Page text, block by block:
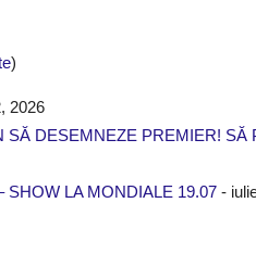
)
2026
SĂ DESEMNEZE PREMIER! SĂ
SHOW LA MONDIALE 19.07 -